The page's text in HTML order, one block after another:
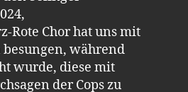
Rote Chor hat uns mit
während
wurde, diese mit
der Cops zu